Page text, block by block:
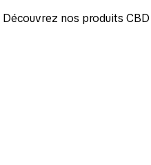
nos produits